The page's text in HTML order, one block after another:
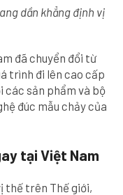
dần khẳng định vị
đã chuyển đổi từ
trình đi lên cao cấp
các sản phẩm và bộ
đúc mẫu chảy của
tại Việt Nam
thế trên Thế giới,